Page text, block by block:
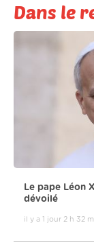
Dans le
Le pape Léon
dévoilé
il y a 1 jour 2 h 32